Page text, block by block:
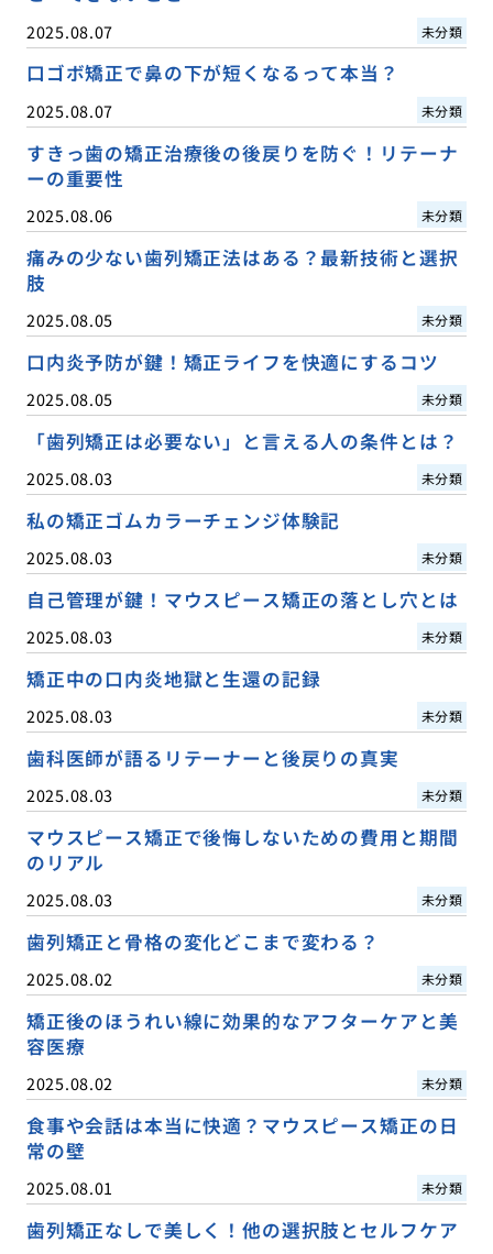
2025.08.07 未分類
口ゴボ矯正で鼻の下が短くなるって本当？
2025.08.07 未分類
すきっ歯の矯正治療後の後戻りを防ぐ！リテーナ
ーの重要性
2025.08.06 未分類
痛みの少ない歯列矯正法はある？最新技術と選択
肢
2025.08.05 未分類
口内炎予防が鍵！矯正ライフを快適にするコツ
2025.08.05 未分類
「歯列矯正は必要ない」と言える人の条件とは？
2025.08.03 未分類
私の矯正ゴムカラーチェンジ体験記
2025.08.03 未分類
自己管理が鍵！マウスピース矯正の落とし穴とは
2025.08.03 未分類
矯正中の口内炎地獄と生還の記録
2025.08.03 未分類
歯科医師が語るリテーナーと後戻りの真実
2025.08.03 未分類
マウスピース矯正で後悔しないための費用と期間
のリアル
2025.08.03 未分類
歯列矯正と骨格の変化どこまで変わる？
2025.08.02 未分類
矯正後のほうれい線に効果的なアフターケアと美
容医療
2025.08.02 未分類
食事や会話は本当に快適？マウスピース矯正の日
常の壁
2025.08.01 未分類
歯列矯正なしで美しく！他の選択肢とセルフケア